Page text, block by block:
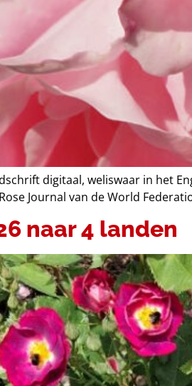
digitaal, weliswaar in het
Journal van de World
naar 4 landen